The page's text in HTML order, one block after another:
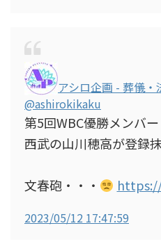
アシロ企画 - 葬儀
@ashirokikaku
第5回WBC優勝メンバー
西武の山川穂高が登録
文春砲・・・
2023/05/12 17:47:59